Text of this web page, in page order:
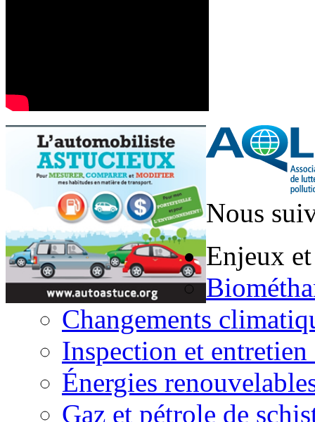
Nous
Enjeux
Changements
Inspection et entretien
Énergies
Gaz et pétrole de